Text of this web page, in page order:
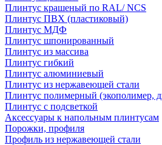
Плинтус крашеный по RAL/ NCS
Плинтус ПВХ (пластиковый)
Плинтус МДФ
Плинтус шпонированный
Плинтус из массива
Плинтус гибкий
Плинтус алюминиевый
Плинтус из нержавеющей стали
Плинтус полимерный (экополимер,
Плинтус с подсветкой
Аксессуары к напольным плинтусам
Порожки, профиля
Профиль из нержавеющей стали